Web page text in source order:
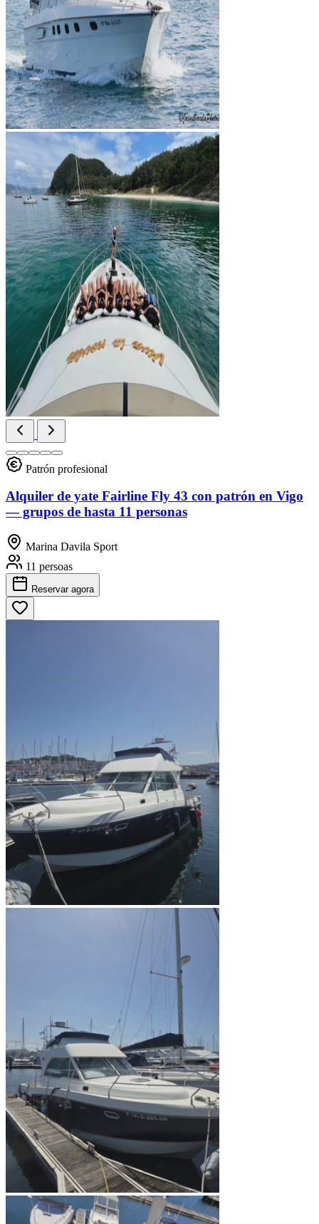
Patrón profesional
Alquiler de yate Fairline Fly 43 con patrón en Vigo
— grupos de hasta 11 personas
Marina Davila Sport
11 persoas
Reservar agora